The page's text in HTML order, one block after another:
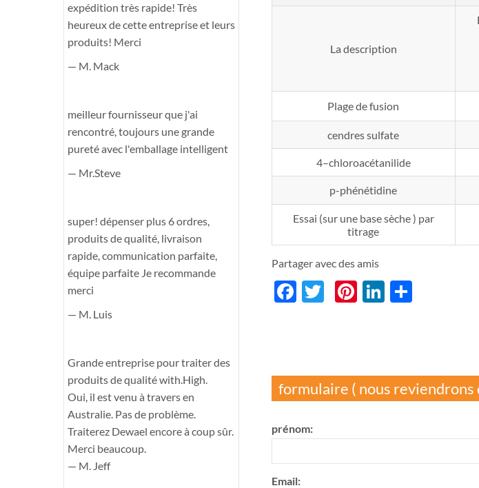
La description
Plage de fusion
cendres sulfate
4–chloroacétanilide
p-phénétidine
Essai (sur une base sèche ) par
titrage
Partager avec des amis
Facebook
Twitter
Pinterest
LinkedIn
分
formulaire ( nous reviendrons
prénom:
Email:
expédition très rapide! Très
heureux de cette entreprise et leurs
produits! Merci
— M. Mack
meilleur fournisseur que j'ai
rencontré, toujours une grande
pureté avec l'emballage intelligent
— Mr.Steve
super! dépenser plus 6 ordres,
produits de qualité, livraison
rapide, communication parfaite,
équipe parfaite Je recommande
merci
— M. Luis
Grande entreprise pour traiter des
produits de qualité with.High.
Oui, il est venu à travers en
Australie. Pas de problème.
Traiterez Dewael encore à coup sûr.
Merci beaucoup.
— M. Jeff